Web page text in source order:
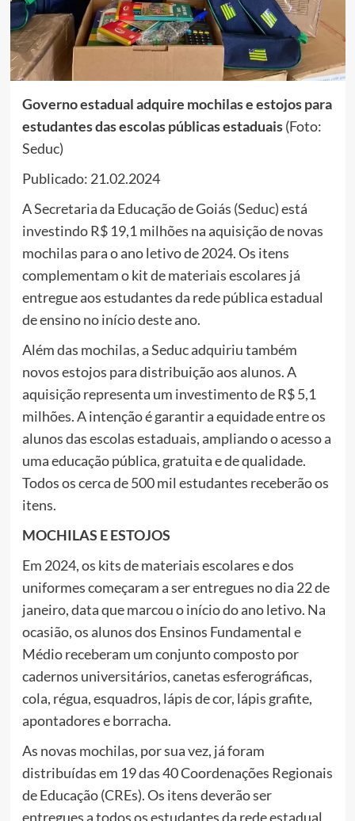
Governo estadual adquire mochilas e estojos para
estudantes das escolas públicas estaduais(Foto:
Seduc)
Publicado: 21.02.2024
A Secretaria da Educação de Goiás (Seduc) está
investindo R$ 19,1 milhões na aquisição de novas
mochilas para o ano letivo de 2024. Os itens
complementam o kit de materiais escolares já
entregue aos estudantes da rede pública estadual
de ensino no início deste ano.
Além das mochilas, a Seduc adquiriu também
novos estojos para distribuição aos alunos. A
aquisição representa um investimento de R$ 5,1
milhões. A intenção é garantir a equidade entre os
alunos das escolas estaduais, ampliando o acesso a
uma educação pública, gratuita e de qualidade.
Todos os cerca de 500 mil estudantes receberão os
itens.
MOCHILAS E ESTOJOS
Em 2024, os kits de materiais escolares e dos
uniformes começaram a ser entregues no dia 22 de
janeiro, data que marcou o início do ano letivo. Na
ocasião, os alunos dos Ensinos Fundamental e
Médio receberam um conjunto composto por
cadernos universitários, canetas esferográficas,
cola, régua, esquadros, lápis de cor, lápis grafite,
apontadores e borracha.
As novas mochilas, por sua vez, já foram
distribuídas em 19 das 40 Coordenações Regionais
de Educação (CREs). Os itens deverão ser
entregues a todos os estudantes da rede estadual